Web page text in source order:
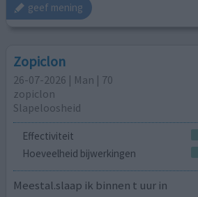
geef mening
Zopiclon
26-07-2026 | Man | 70
zopiclon
Slapeloosheid
Effectiviteit
Hoeveelheid bijwerkingen
Meestal.slaap ik binnen t uur in